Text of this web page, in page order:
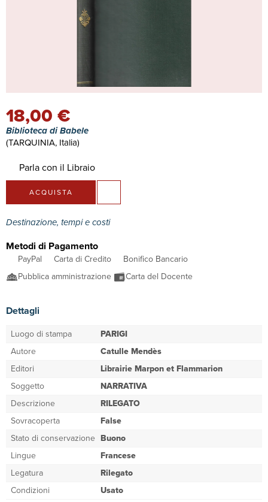
18,00 €
Biblioteca di Babele
(TARQUINIA, Italia)
Parla con il Libraio
ACQUISTA
Destinazione, tempi e costi
Metodi di Pagamento
PayPal Carta di Credito
Bonifico Bancario
Pubblica amministrazione
Carta del Docente
Dettagli
Luogo di stampa
PARIGI
Autore
Catulle Mendès
Editori
Librairie Marpon et Flammarion
Soggetto
NARRATIVA
Descrizione
RILEGATO
Sovracoperta
False
Stato di conservazione Buono
Lingue
Francese
Legatura
Rilegato
Condizioni
Usato